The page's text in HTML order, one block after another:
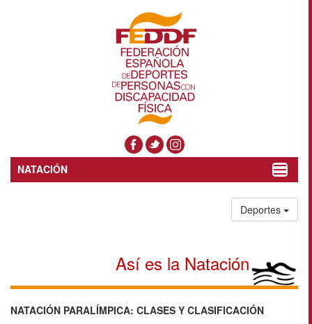
NATACIÓN
Toggle
Deportes
Así es la Natación
NATACIÓN PARALÍMPICA: CLASES Y CLASIFICACIÓN